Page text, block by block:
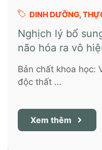
DINH DƯỠNG,
Nghịch lý bổ
não hóa ra vô
Bản chất khoa học:
độc thất …
Xem thêm